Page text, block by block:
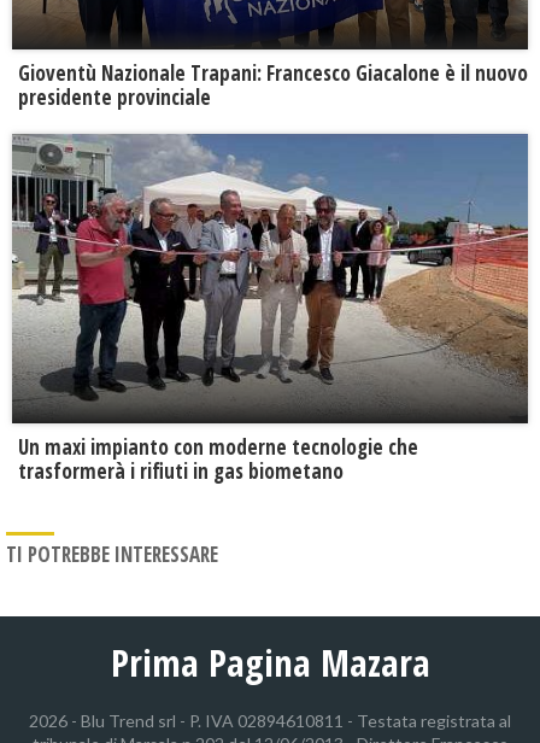
Gioventù Nazionale Trapani: Francesco Giacalone è il nuovo
presidente provinciale
Un maxi impianto con moderne tecnologie che
trasformerà i rifiuti in gas biometano
TI POTREBBE INTERESSARE
Prima Pagina Mazara
2026 - Blu Trend srl - P. IVA 02894610811 - Testata registrata al